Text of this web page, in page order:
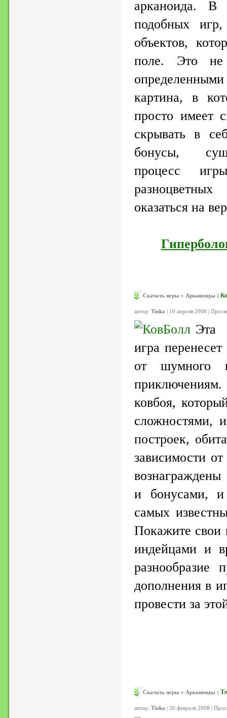
арканоида. В
подобных
объектов,
поле. Это
картина, в
просто имеет
скрывать в
бонусы,
процесс
оказаться на
Скачать игры » Арканоиды :
автор: Tinka | 10 апреля 2008 |
Эта
игра
от шумного
ковбоя,
сложностями,
построек,
зависимости
и бонусами, и
самых
Покажите свои
индейцами и
разнообразие
дополнения в
провести за
Скачать игры » Арканоиды :
автор: Tinka | 26 февраля 2008 |